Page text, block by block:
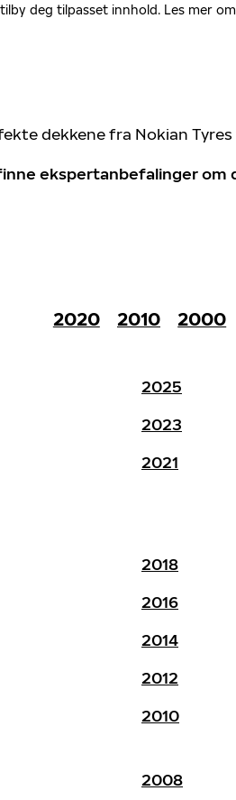
deg tilpasset innhold. Les mer
dekkene fra Nokian
ekspertanbefalinger
2020 2010
2000
2025
2023
2021
2018
2016
2014
2012
2010
2008